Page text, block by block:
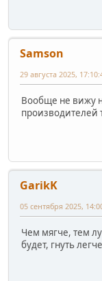
Samson
29 августа 2025,
Вообще не вижу
производителей
GarikK
05 сентября 2025,
Чем мягче, тем
будет, гнуть